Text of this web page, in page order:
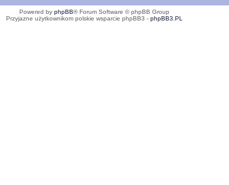
Powered by phpBB® Forum Software © phpBB Group
Przyjazne użytkownikom polskie wsparcie phpBB3 - phpBB3.PL